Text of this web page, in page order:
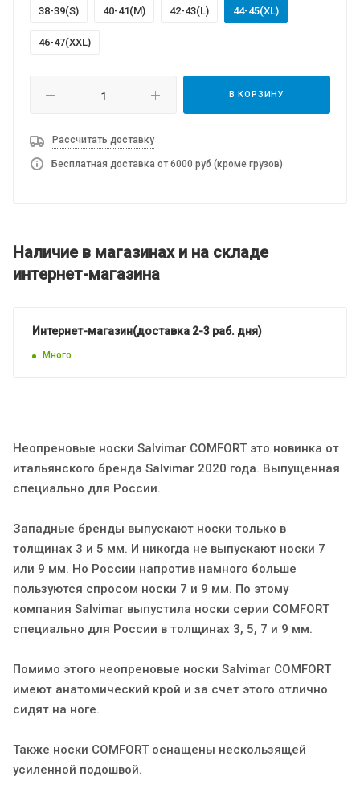
38-39(S)
40-41(M) 42-43(L) 44-45(XL)
46-47(XXL)
В КОРЗИНУ
Рассчитать доставку
Бесплатная доставка от 6000 руб (кроме грузов)
Наличие в магазинах и на складе
интернет-магазина
Интернет-магазин(доставка 2-3 раб. дня)
Много
Неопреновые носки Salvimar COMFORT это новинка от
итальянского бренда Salvimar 2020 года. Выпущенная
специально для России.
Западные бренды выпускают носки только в
толщинах 3 и 5 мм. И никогда не выпускают носки 7
или 9 мм. Но России напротив намного больше
пользуются спросом носки 7 и 9 мм. По этому
компания Salvimar выпустила носки серии COMFORT
специально для России в толщинах 3, 5, 7 и 9 мм.
Помимо этого неопреновые носки Salvimar COMFORT
имеют анатомический крой и за счет этого отлично
сидят на ноге.
Также носки COMFORT оснащены нескользящей
усиленной подошвой.